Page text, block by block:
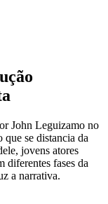
John Leguizamo no
que se distancia da
jovens atores
diferentes fases da
a narrativa.